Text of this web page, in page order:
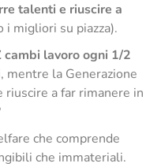
talenti e riuscire a
i migliori su piazza).
cambi lavoro ogni 1/2
la Generazione
riuscire a far rimanere in
che comprende
che immateriali.